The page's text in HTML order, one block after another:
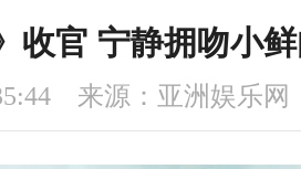
收官 宁静拥吻小
来源：亚洲娱乐网